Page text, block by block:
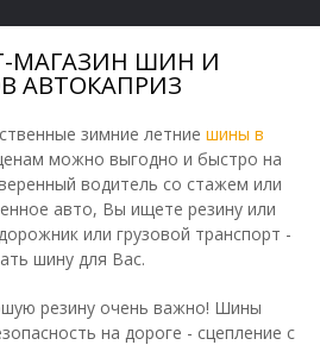
МАГАЗИН ШИН И
АВТОКАПРИЗ
зимние летние шины в
можно выгодно и быстро на
водитель со стажем или
авто, Вы ищете резину или
или грузовой транспорт -
шину для Вас.
резину очень важно! Шины
на дороге - сцепление с